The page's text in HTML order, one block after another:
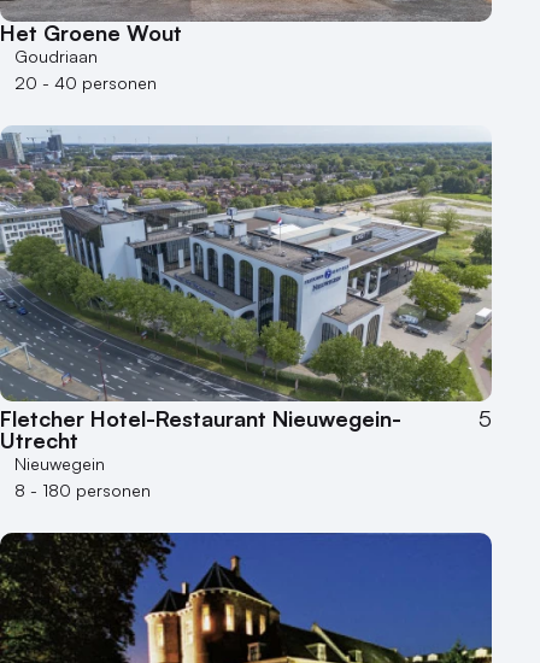
500+ personen
Bijzondere locaties
Duurzame locatie
Groene locatie
Heisessie
Hotel
Hybride events
Industriële locatie
Kasteel en landgoed
Kleine / intieme locatie
Locaties aan zee
Museum
Theater
Varende locatie
Het Groene Wout
Goudriaan
20 - 40 personen
Fletcher Hotel-Restaurant Nieuwegein-
Utrecht
5
Nieuwegein
8 - 180 personen